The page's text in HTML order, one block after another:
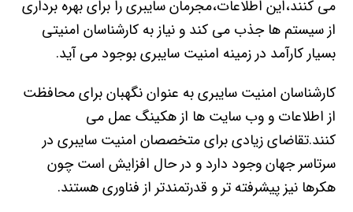
می کنند،این اطلاعات،مجرمان سایبری را برای بهره برداری
از سیستم ها جذب می کند و نیاز به کارشناسان امنیتی
بسیار کارآمد در زمینه امنیت سایبری بوجود می آید.
کارشناسان امنیت سایبری به عنوان نگهبان برای محافظت
از اطلاعات و وب سایت ها از هکینگ عمل می
کنند.تقاضای زیادی برای متخصصان امنیت سایبری در
سرتاسر جهان وجود دارد و در حال افزایش است چون
هکرها نیز پیشرفته تر و قدرتمندتر از فناوری هستند.